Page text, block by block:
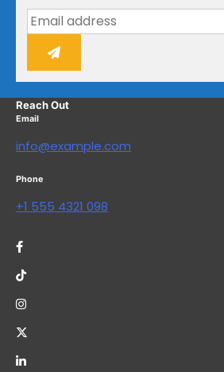
Reach Out
Email
info@example.com
Phone
+1 555 4321 098